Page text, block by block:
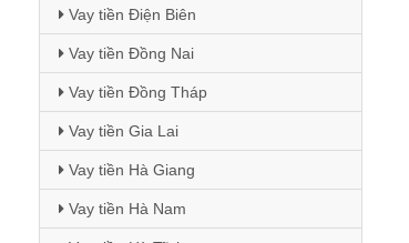
Vay tiền Điện Biên
Vay tiền Đồng Nai
Vay tiền Đồng Tháp
Vay tiền Gia Lai
Vay tiền Hà Giang
Vay tiền Hà Nam